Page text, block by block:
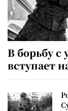
В борьбу
вступает